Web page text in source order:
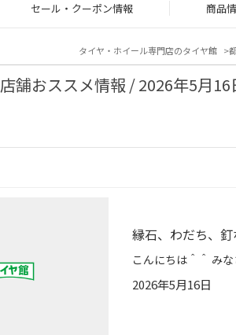
セール・クーポン情報 商品
タイヤ・ホイール専門店のタイヤ館
店舗おススメ情報 / 2026年5月16
縁石、わだち、
2026年5月16日